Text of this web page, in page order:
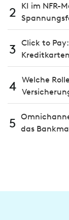
2
KI im NFR-
3 Click to
4 Welche
5 das